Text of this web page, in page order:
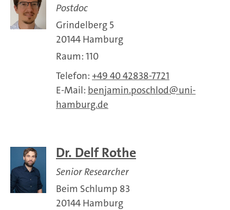
Postdoc
Grindelberg 5
20144 Hamburg
Raum: 110
Telefon: +49 40 42838-7721
E-Mail: benjamin.poschlod
uni-
hamburg.de
Dr. Delf Rothe
Senior Researcher
Beim Schlump 83
20144 Hamburg